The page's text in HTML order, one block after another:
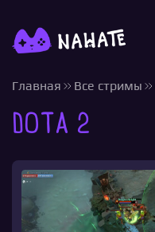
Главная Все стримы
Dota 2